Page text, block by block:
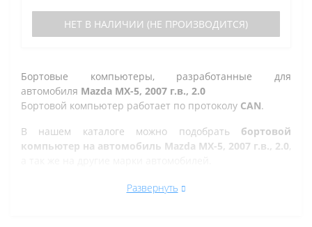
НЕТ В НАЛИЧИИ (НЕ ПРОИЗВОДИТСЯ)
Бортовые компьютеры, разработанные для
автомобиля Mazda МХ-5, 2007 г.в., 2.0
Бортовой компьютер работает по протоколу CAN.
В нашем каталоге можно подобрать бортовой
компьютер на автомобиль Mazda МХ-5, 2007 г.в., 2.0,
Все рано или поздно в Златоусте сталкиваются с
Развернуть